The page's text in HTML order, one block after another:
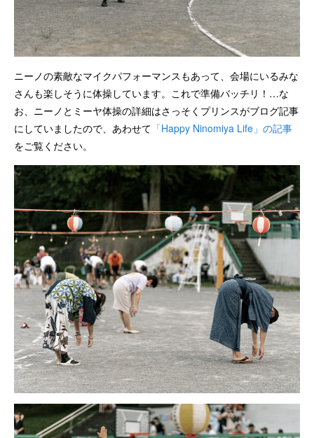
ニーノの素敵なマイクパフォーマンスもあって、会場にいるみな
さんも楽しそうに体操しています。これで準備バッチリ！…な
お、ニーノとミーヤ体操の詳細はさっそくプリンスがブログ記事
にしていましたので、あわせて 「Happy Ninomiya Life」の記事
をご覧ください。